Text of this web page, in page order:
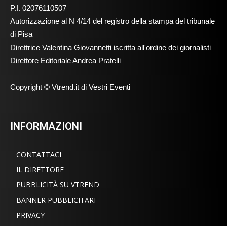
P.I. 02076110507
Autorizzazione al N 4/14 del registro della stampa del tribunale
di Pisa
Direttrice Valentina Giovannetti iscritta all'ordine dei giornalisti
Direttore Editoriale Andrea Pratelli
Copyright © Vtrend.it di Vestri Eventi
INFORMAZIONI
CONTATTACI
IL DIRETTORE
PUBBLICITÀ SU VTREND
BANNER PUBBLICITARI
PRIVACY